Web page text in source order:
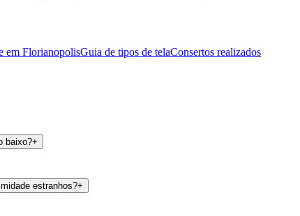
em FlorianopolisGuia de tipos de telaConsertos realizados
baixo?+
estranhos?+